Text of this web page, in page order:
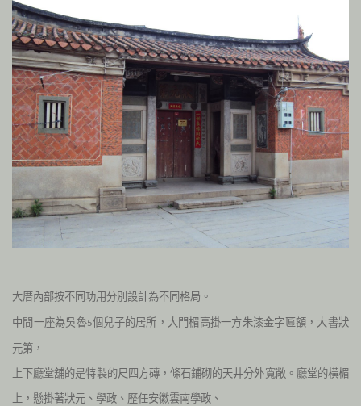
大厝內部按不同功用分別設計為不同格局。
中間一座為吳魯5個兒子的居所，大門楣高掛一方朱漆金字匾額，大書狀
元第，
上下廳堂舖的是特製的尺四方磚，條石鋪砌的天井分外寬敞。廳堂的橫楣
上，懸掛著狀元、學政、歷任安徽雲南學政、